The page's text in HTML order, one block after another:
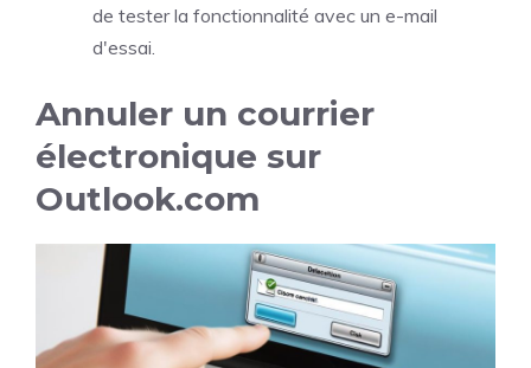
de tester la fonctionnalité avec un e-mail
d'essai.
Annuler un courrier
électronique sur
Outlook.com